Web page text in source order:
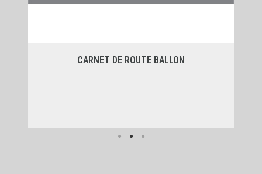
CARNET DE ROUTE BALLON